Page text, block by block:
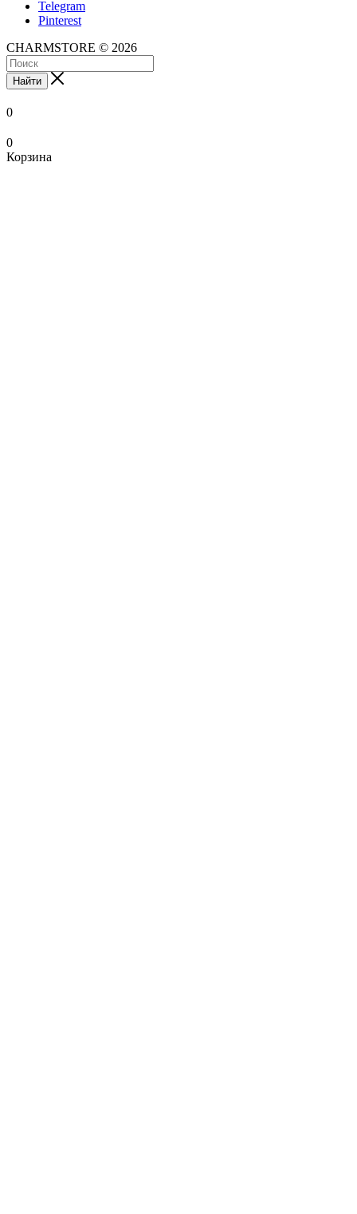
Telegram
Pinterest
CHARMSTORE © 2026
Найти
0
0
Корзина